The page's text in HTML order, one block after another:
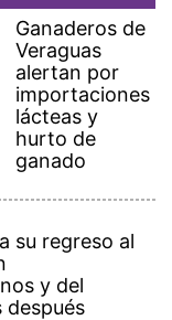
Ganaderos de
Veraguas
alertan por
importaciones
lácteas y
hurto de
ganado
su regreso al
y del
después